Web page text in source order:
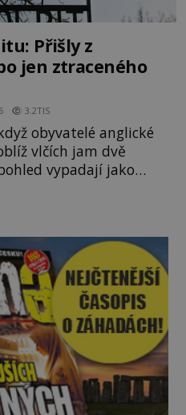
Přišly z
jen ztraceného
3.2TIS
obyvatelé anglické
vlčích jam dvě
vypadají jako
výjimku. Jejich
mluví
středověké Anglie a ani
není